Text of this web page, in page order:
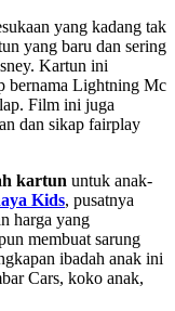
yang kadang tak
yang baru dan sering
Kartun ini
bernama Lightning Mc
Film ini juga
dan sikap fairplay
kartun untuk anak-
Kids, pusatnya
harga yang
membuat sarung
ibadah anak ini
Cars, koko anak,